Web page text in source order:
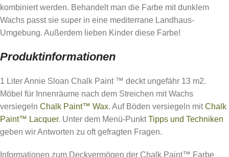
kombiniert werden. Behandelt man die Farbe mit dunklem
Wachs passt sie super in eine mediterrane Landhaus-
Umgebung. Außerdem lieben Kinder diese Farbe!
Produktinformationen
1 Liter Annie Sloan Chalk Paint ™ deckt ungefähr 13 m2.
Möbel für Innenräume nach dem Streichen mit Wachs
versiegeln Chalk Paint™ Wax. Auf Böden versiegeln mitChalk
Paint™ Lacquer. Unter dem Menü-PunktTipps und Techniken
geben wir Antworten zu oft gefragten Fragen.
Informationen zum Deckvermögen der Chalk Paint™ Farbe